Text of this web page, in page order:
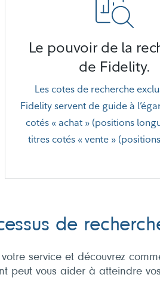
Le pouvoir de la
de Fidelity.
Les cotes de recherche
Fidelity servent de guide à
cotés « achat » (positions
titres cotés « vente »
de
service et découvrez
peut vous aider à atteindre